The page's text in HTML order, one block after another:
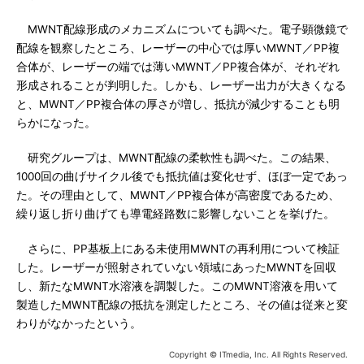
MWNT配線形成のメカニズムについても調べた。電子顕微鏡で
配線を観察したところ、レーザーの中心では厚いMWNT／PP複
合体が、レーザーの端では薄いMWNT／PP複合体が、それぞれ
形成されることが判明した。しかも、レーザー出力が大きくなる
と、MWNT／PP複合体の厚さが増し、抵抗が減少することも明
らかになった。
研究グループは、MWNT配線の柔軟性も調べた。この結果、
1000回の曲げサイクル後でも抵抗値は変化せず、ほぼ一定であっ
た。その理由として、MWNT／PP複合体が高密度であるため、
繰り返し折り曲げても導電経路数に影響しないことを挙げた。
さらに、PP基板上にある未使用MWNTの再利用について検証
した。レーザーが照射されていない領域にあったMWNTを回収
し、新たなMWNT水溶液を調製した。このMWNT溶液を用いて
製造したMWNT配線の抵抗を測定したところ、その値は従来と変
わりがなかったという。
Copyright © ITmedia, Inc. All Rights Reserved.